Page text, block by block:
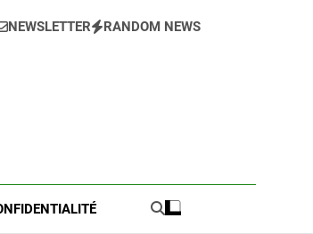
NEWSLETTER RANDOM NEWS